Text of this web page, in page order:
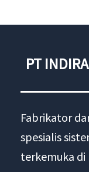
PT
Fabrikator
spesialis
terkemuka di